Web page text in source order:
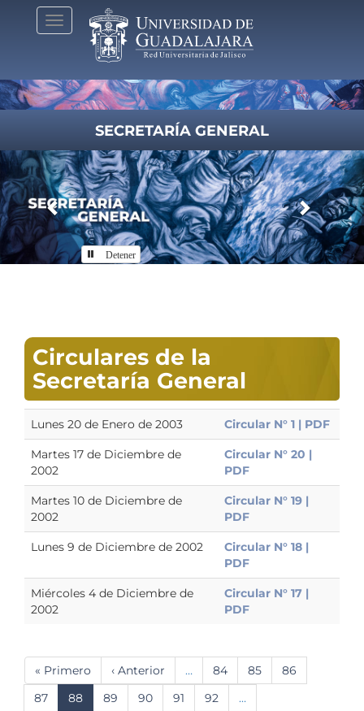
Toggle
navigation
SECRETARÍA GENERAL
Previous Next
Detener
Circulares de la
Secretaría General
Lunes 20 de Enero de 2003 Circular N° 1 | PDF
Martes 17 de Diciembre de
2002
Circular N° 20 |
PDF
Martes 10 de Diciembre de
2002
Circular N° 19 |
PDF
Lunes 9 de Diciembre de 2002
Circular N° 18 |
PDF
Miércoles 4 de Diciembre de
2002
Circular N° 17 |
PDF
Paginación
Primera
página
« Primero
Página
anterior
‹ Anterior … Página
84 Página
85 Página
86
Página
87
Página
88 Página
89 Página
90 Página
91 Página
92
…